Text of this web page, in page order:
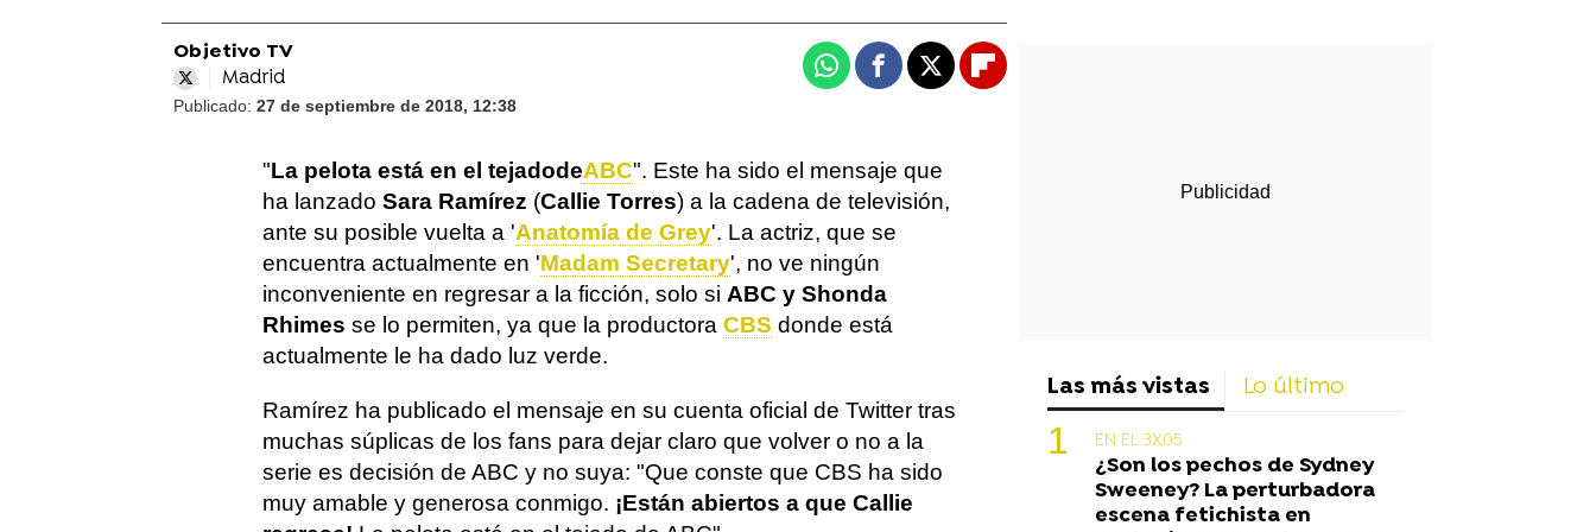
Objetivo TV
Madrid
Publicado: 27 de septiembre de 2018, 12:38
WhatsappFacebook
X Flipboard
"La pelota está en el tejadodeABC". Este ha sido el mensaje que
ha lanzado Sara Ramírez (Callie Torres) a la cadena de televisión,
ante su posible vuelta a 'Anatomía de Grey'. La actriz, que se
encuentra actualmente en 'Madam Secretary', no ve ningún
inconveniente en regresar a la ficción, solo si ABC y Shonda
Rhimes se lo permiten, ya que la productora CBS donde está
actualmente le ha dado luz verde.
Ramírez ha publicado el mensaje en su cuenta oficial de Twitter tras
muchas súplicas de los fans para dejar claro que volver o no a la
serie es decisión de ABC y no suya: "Que conste que CBS ha sido
muy amable y generosa conmigo. ¡Están abiertos a que Callie
Las más vistas Lo último
EN EL 3X05
¿Son los pechos de Sydney
Sweeney? La perturbadora
escena fetichista en